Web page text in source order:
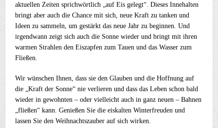
aktuellen Zeiten sprichwörtlich „auf Eis gelegt“. Dieses Innehalten
bringt aber auch die Chance mit sich, neue Kraft zu tanken und
Ideen zu sammeln, um gestärkt das neue Jahr zu beginnen. Und
irgendwann zeigt sich auch die Sonne wieder und bringt mit ihren
warmen Strahlen den Eiszapfen zum Tauen und das Wasser zum
Fließen.
Wir wünschen Ihnen, dass sie den Glauben und die Hoffnung auf
die „Kraft der Sonne“ nie verlieren und dass das Leben schon bald
wieder in gewohnten – oder vielleicht auch in ganz neuen – Bahnen
„fließen“ kann. Genießen Sie die eiskalten Winterfreuden und
lassen Sie den Weihnachtszauber auf sich wirken.